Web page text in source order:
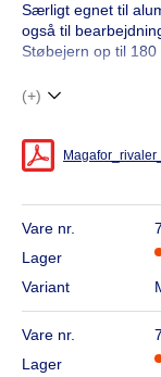
Særligt egnet til
også til
Støbejern op til 180
(+)
Vare nr.
Lager
Variant
Vare nr.
Lager